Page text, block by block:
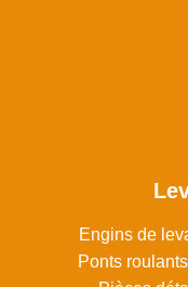
Engins de
Ponts